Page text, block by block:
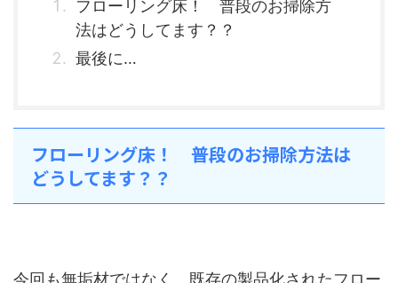
フローリング床！ 普段のお掃除方
法はどうしてます？？
最後に…
フローリング床！ 普段のお掃除方法は
どうしてます？？
今回も無垢材ではなく、既存の製品化されたフロー